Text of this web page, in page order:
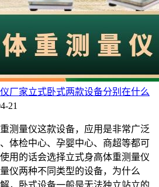
厂家立式卧式两款设备分别在什么
21
测量仪这款设备，应用是非常广泛
体检中心、孕婴中心、商超等都可
用的话会选择立式身高体重测量仪
仪两种不同类型的设备，为什么
，卧式设备一般是无法独立站立的